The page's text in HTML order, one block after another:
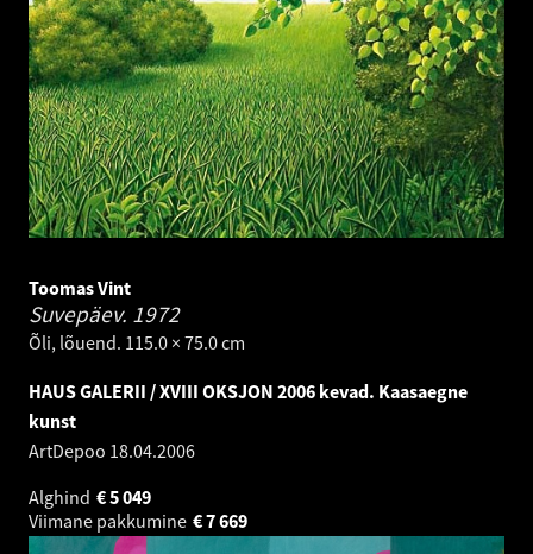
Toomas Vint
Suvepäev. 1972
Õli, lõuend. 115.0 × 75.0 cm
HAUS GALERII / XVIII OKSJON 2006 kevad. Kaasaegne
kunst
ArtDepoo 18.04.2006
Alghind
5 049
€
Viimane pakkumine
7 669
€